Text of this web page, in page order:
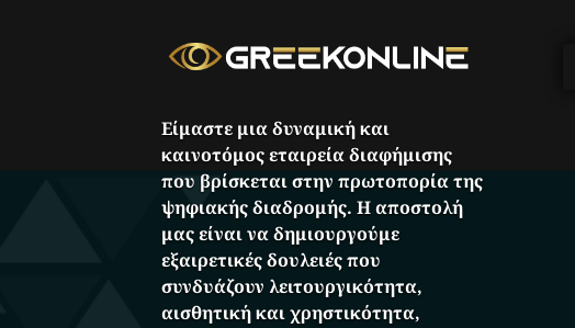
Είμαστε μια δυναμική και
καινοτόμος εταιρεία διαφήμισης
που βρίσκεται στην πρωτοπορία της
ψηφιακής διαδρομής. Η αποστολή
μας είναι να δημιουργούμε
εξαιρετικές δουλειές που
συνδυάζουν λειτουργικότητα,
αισθητική και χρηστικότητα,